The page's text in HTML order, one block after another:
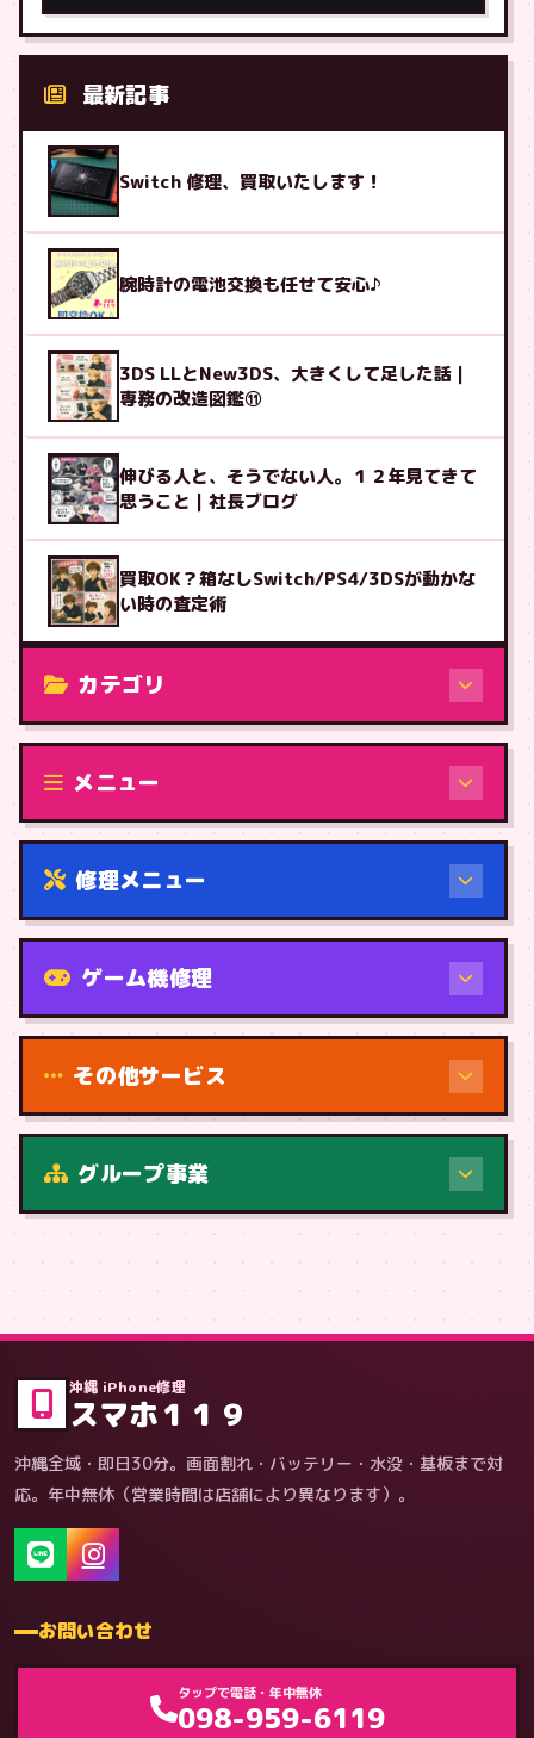
最新記事
Switch 修理、買取いたします！
腕時計の電池交換も任せて安心♪
3DS LLとNew3DS、大きくして足した話｜
専務の改造図鑑⑪
伸びる人と、そうでない人。１２年見てきて
思うこと｜社長ブログ
買取OK？箱なしSwitch/PS4/3DSが動かな
い時の査定術
カテゴリ
修理（機種から）
メニュー
修理メニュー
機種から
症状・内容から
ゲーム機修理
その他サービス
グループ事業
沖縄 iPhone修理
スマホ１１９
沖縄全域・即日30分。画面割れ・バッテリー・水没・基板まで対
応。年中無休（営業時間は店舗により異なります）。
お問い合わせ
タップで電話・年中無休
098-959-6119